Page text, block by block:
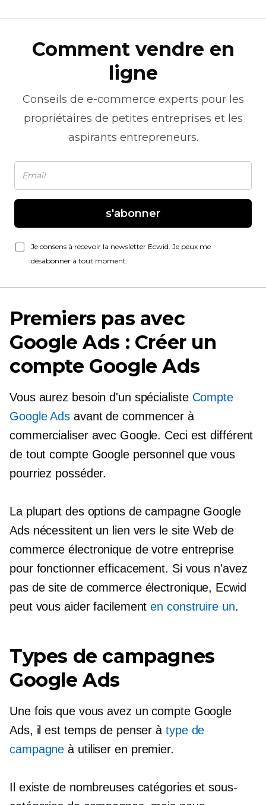
Comment vendre en
ligne
Conseils de e-commerce experts pour les
propriétaires de petites entreprises et les
aspirants entrepreneurs.
s'abonner
Je consens à recevoir la newsletter Ecwid. Je peux me
désabonner à tout moment.
Premiers pas avec
Google Ads : Créer un
compte Google Ads
Vous aurez besoin d'un spécialiste Compte
Google Ads avant de commencer à
commercialiser avec Google. Ceci est différent
de tout compte Google personnel que vous
pourriez posséder.
La plupart des options de campagne Google
Ads nécessitent un lien vers le site Web de
commerce électronique de votre entreprise
pour fonctionner efficacement. Si vous n'avez
pas de site de commerce électronique, Ecwid
peut vous aider facilementen construire un.
Types de campagnes
Google Ads
Une fois que vous avez un compte Google
Ads, il est temps de penser à type de
campagne à utiliser en premier.
Il existe de nombreuses catégories et sous-